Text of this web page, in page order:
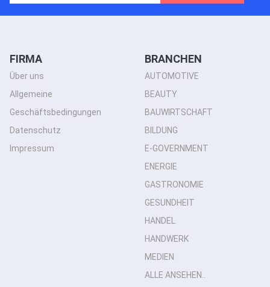
FIRMA
Über uns
Allgemeine
Geschäftsbedingungen
Datenschutz
Impressum
BRANCHEN
AUTOMOTIVE
BEAUTY
BAUWIRTSCHAFT
BILDUNG
E-GOVERNMENT
ENERGIE
GASTRONOMIE
GESUNDHEIT
HANDEL
HANDWERK
MEDIEN
ALLE ANSEHEN..